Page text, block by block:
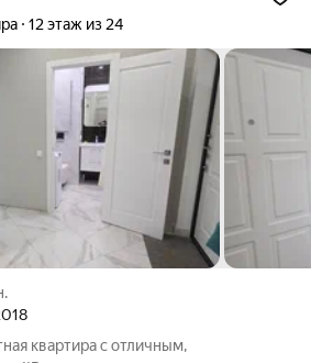
12 этаж из 24
квартира с отличным,